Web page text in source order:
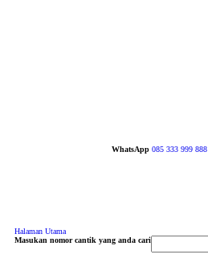
WhatsApp 085 333 999 888
Halaman Utama
Masukan nomor cantik yang anda cari